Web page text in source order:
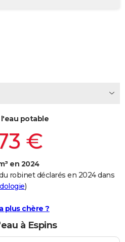
l'eau potable
€
en 2024
robinet déclarés en 2024 dans
)
plus chère ?
à Espins